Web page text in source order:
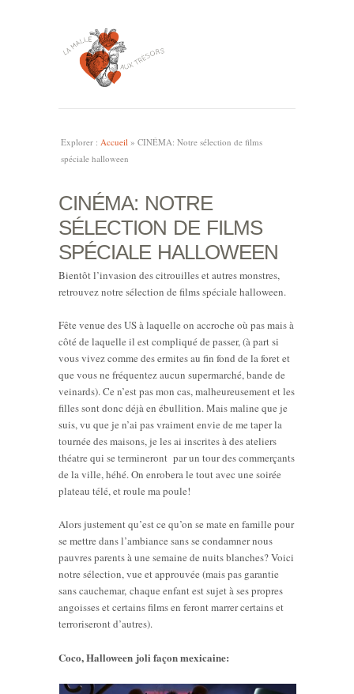
Explorer : Accueil » CINÉMA: Notre sélection de films
spéciale halloween
CINÉMA: NOTRE
SÉLECTION DE FILMS
SPÉCIALE HALLOWEEN
Bientôt l’invasion des citrouilles et autres monstres,
retrouvez notre sélection de films spéciale halloween.
Fête venue des US à laquelle on accroche où pas mais à
côté de laquelle il est compliqué de passer, (à part si
vous vivez comme des ermites au fin fond de la foret et
que vous ne fréquentez aucun supermarché, bande de
veinards). Ce n’est pas mon cas, malheureusement et les
filles sont donc déjà en ébullition. Mais maline que je
suis, vu que je n’ai pas vraiment envie de me taper la
tournée des maisons, je les ai inscrites à des ateliers
théatre qui se termineront par un tour des commerçants
de la ville, héhé. On enrobera le tout avec une soirée
plateau télé, et roule ma poule!
Alors justement qu’est ce qu’on se mate en famille pour
se mettre dans l’ambiance sans se condamner nous
pauvres parents à une semaine de nuits blanches? Voici
notre sélection, vue et approuvée (mais pas garantie
sans cauchemar, chaque enfant est sujet à ses propres
angoisses et certains films en feront marrer certains et
terroriseront d’autres).
Coco, Halloween joli façon mexicaine: